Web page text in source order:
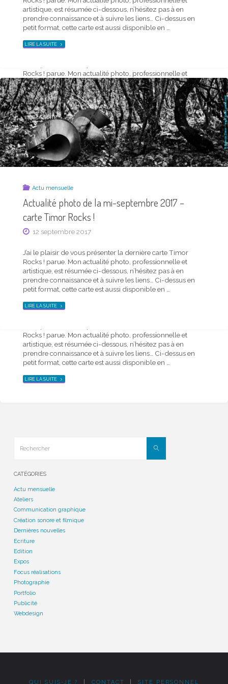
Actualité photo de la mi-juin 2019 – carte Timor
Rocks !
20 juin 2019
Rocks ! parue. Mon actualité photo, professionnelle et
artistique, est résumée ci-dessous, n’hésitez pas à en
prendre connaissance et à suivre les liens… Ci-dessus en
petit format, cette carte est aussi disponible en …
LIRE LA SUITE"ACTUALITÉ
PHOTO
LA
MI-
2019
–
CARTE
TIMOR
ROCKS !"
Actu mensuelle
Actualité photo de la mi-mai 2019 – carte Timor
Rocks !
19 mai 2019
Rocks ! parue. Mon actualité photo, professionnelle et
artistique, est résumée ci-dessous, n’hésitez pas à en
prendre connaissance et à suivre les liens… Ci-dessus en
petit format, cette carte est aussi disponible en …
LIRE LA SUITE"ACTUALITÉ
PHOTO
artistique, est résumée ci-dessous, n’hésitez pas à en
prendre connaissance et à suivre les liens… Ci-dessus en
petit format, cette carte est aussi disponible en …
LIRE LA SUITE"ACTUALITÉ
PHOTO
2017
–
CARTE
TIMOR
ROCKS !"
Actu mensuelle
Actualité photo de la mi-septembre 2017 –
carte Timor Rocks !
12 septembre 2017
J’ai le plaisir de vous présenter la dernière carte Timor
Rocks ! parue. Mon actualité photo, professionnelle et
artistique, est résumée ci-dessous, n’hésitez pas à en
prendre connaissance et à suivre les liens… Ci-dessus en
petit format, cette carte est aussi disponible en …
LIRE LA SUITE"ACTUALITÉ
PHOTO
2017
CARTE
TIMOR
ROCKS !"
Rechercher
CATÉGORIES
Actu mensuelle
Ateliers
Communication graphique
Création sonore et filmique
Dernières nouvelles
Ecriture
Edition
Expos
Focus réalisations
Photographie
Portfolio
Publicité
Webdesign
QUI SUIS-JE ? CONTACT SITE PERSONNEL